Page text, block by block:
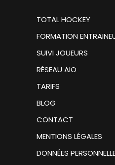
TOTAL HOCKEY
FORMATION
SUIVI JOUEURS
RÉSEAU AIO
TARIFS
BLOG
CONTACT
MENTIONS LÉGALES
DONNÉES